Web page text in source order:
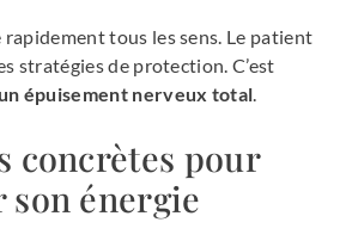
rapidement tous les sens. Le patient
stratégies de protection. C’est
épuisement nerveux total.
concrètes pour
son énergie